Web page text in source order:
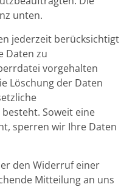
unten.
jederzeit berücksichtigt
Daten zu
vorgehalten
Löschung der Daten
Soweit eine
sperren wir Ihre Daten
den Widerruf einer
Mitteilung an uns